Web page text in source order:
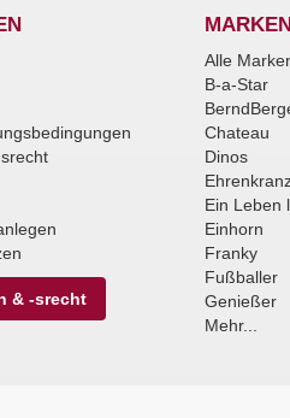
& -srecht
Alle
B-a-Star
Chateau
Dinos
Ein Leben
Einhorn
Franky
Fußballer
Genießer
Mehr...